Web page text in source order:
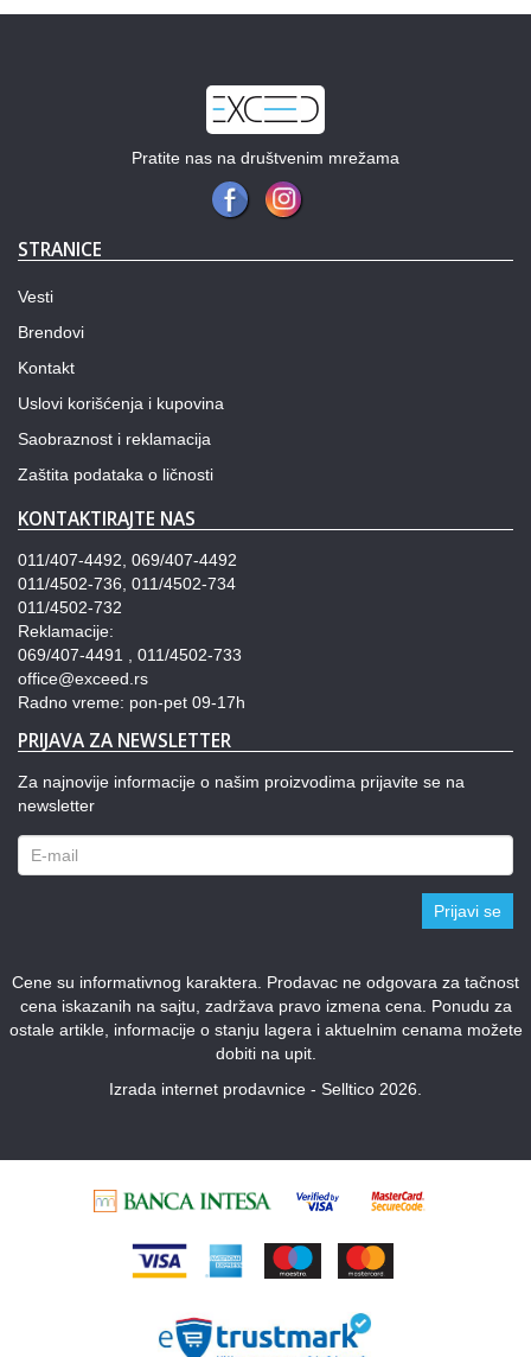
Pratite nas na društvenim mrežama
STRANICE
Vesti
Brendovi
Kontakt
Uslovi korišćenja i kupovina
Saobraznost i reklamacija
Zaštita podataka o ličnosti
KONTAKTIRAJTE NAS
011/407-4492, 069/407-4492
011/4502-736, 011/4502-734
011/4502-732
Reklamacije:
069/407-4491 , 011/4502-733
office@exceed.rs
Radno vreme: pon-pet 09-17h
PRIJAVA ZA NEWSLETTER
Za najnovije informacije o našim proizvodima prijavite se na
newsletter
Prijavi se
Cene su informativnog karaktera. Prodavac ne odgovara za tačnost
cena iskazanih na sajtu, zadržava pravo izmena cena. Ponudu za
ostale artikle, informacije o stanju lagera i aktuelnim cenama možete
dobiti na upit.
Izrada internet prodavnice - Selltico 2026.